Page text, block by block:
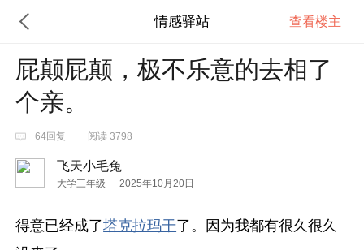
情感驿站 查看楼主
屁颠屁颠，极不乐意的去相了
个亲。
64回复 阅读 3798
飞天小毛兔
大学三年级 2025年10月20日
得意已经成了塔克拉玛干了。因为我都有很久很久